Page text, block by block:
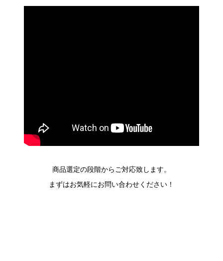
商品選定の段階からご対応致します。
まずはお気軽にお問い合わせください！